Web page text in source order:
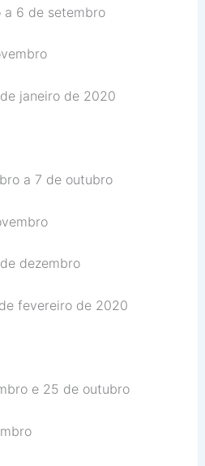
a 6 de setembro
janeiro de 2020
a 7 de outubro
dezembro
fevereiro de 2020
e 25 de outubro